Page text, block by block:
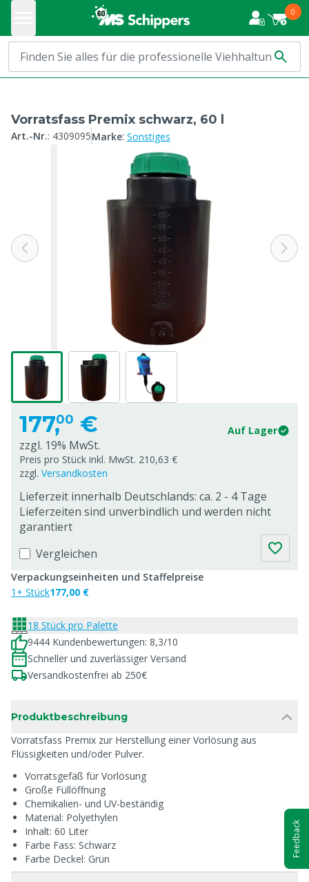
0
Vorratsfass Premix schwarz, 60 l
Art.-Nr.: 4309095Marke: Sonstiges
177,00 € Auf Lager
zzgl. 19% MwSt.
Preis pro Stück inkl. MwSt. 210,63 €
zzgl. Versandkosten
Lieferzeit innerhalb Deutschlands: ca. 2 - 4 Tage
Lieferzeiten sind unverbindlich und werden nicht
garantiert
Vergleichen
Verpackungseinheiten und Staffelpreise
1+ Stück177,00 €
18 Stück pro Palette
9444 Kundenbewertungen: 8,3/10
Schneller und zuverlässiger Versand
Versandkostenfrei ab 250€
Produktbeschreibung
Vorratsfass Premix zur Herstellung einer Vorlösung aus
Flüssigkeiten und/oder Pulver.
Vorratsgefäß für Vorlösung
Große Füllöffnung
Chemikalien- und UV-beständig
Material: Polyethylen
Inhalt: 60 Liter
Farbe Fass: Schwarz
Farbe Deckel: Grün
Feedback